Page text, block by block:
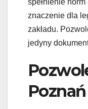
spełnienie
znaczenie dla
zakładu.
jedyny